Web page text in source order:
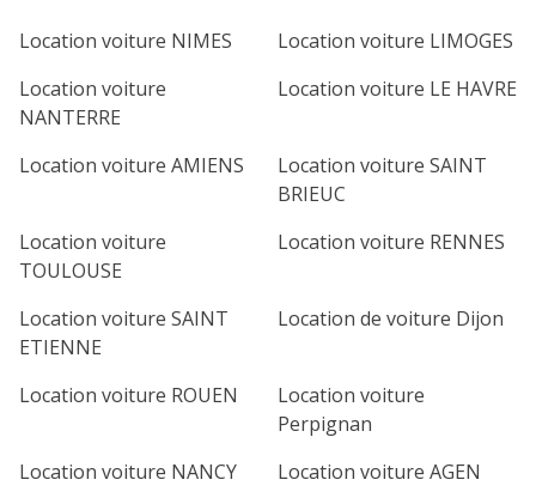
Location voiture NIMES
Location voiture LIMOGES
Location voiture
NANTERRE
Location voiture LE HAVRE
Location voiture AMIENS
Location voiture SAINT
BRIEUC
Location voiture
TOULOUSE
Location voiture RENNES
Location voiture SAINT
ETIENNE
Location de voiture Dijon
Location voiture ROUEN
Location voiture
Perpignan
Location voiture NANCY
Location voiture AGEN